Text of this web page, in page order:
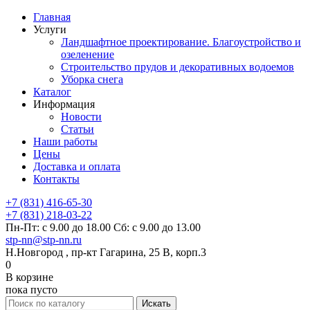
Главная
Услуги
Ландшафтное проектирование. Благоустройство и
озеленение
Строительство прудов и декоративных водоемов
Уборка снега
Каталог
Информация
Новости
Статьи
Наши работы
Цены
Доставка и оплата
Контакты
+7 (831) 416-65-30
+7 (831) 218-03-22
Пн-Пт: с 9.00 до 18.00 Сб: с 9.00 до 13.00
stp-nn@stp-nn.ru
Н.Новгород , пр-кт Гагарина, 25 В, корп.3
0
В корзине
пока пусто